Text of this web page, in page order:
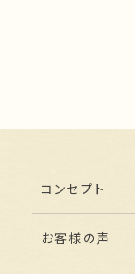
コンセプト
お客様の声